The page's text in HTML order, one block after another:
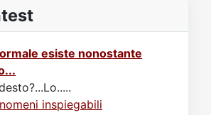
esiste nonostante
inspiegabili